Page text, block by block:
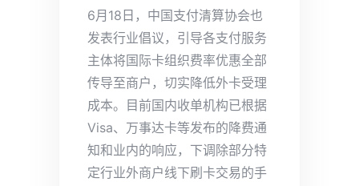
6月18日，中国支付清算协会也
发表行业倡议，引导各支付服务
主体将国际卡组织费率优惠全部
传导至商户，切实降低外卡受理
成本。目前国内收单机构已根据
Visa、万事达卡等发布的降费通
知和业内的响应，下调除部分特
定行业外商户线下刷卡交易的手